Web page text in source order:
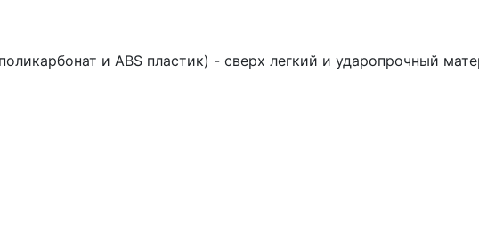
и ABS пластик) - сверх легкий и ударопрочный